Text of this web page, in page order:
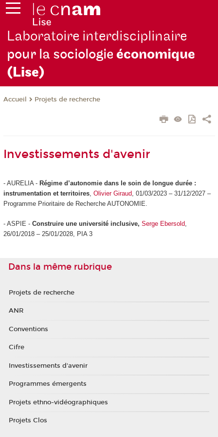
Laboratoire interdisciplinaire
pour la sociologieéconomique
(Lise)
Accueil Projets de recherche
Investissements d'avenir
- AURELIA - Régime d’autonomie dans le soin de longue durée :
instrumentation et territoires, Olivier Giraud, 01/03/2023 – 31/12/2027 –
Programme Prioritaire de Recherche AUTONOMIE.
- ASPIE - Construire une université inclusive, Serge Ebersold
26/01/2018 – 25/01/2028, PIA 3
Dans la même rubrique
Projets de recherche
ANR
Conventions
Cifre
Investissements d'avenir
Programmes émergents
Projets ethno-vidéographiques
Projets Clos